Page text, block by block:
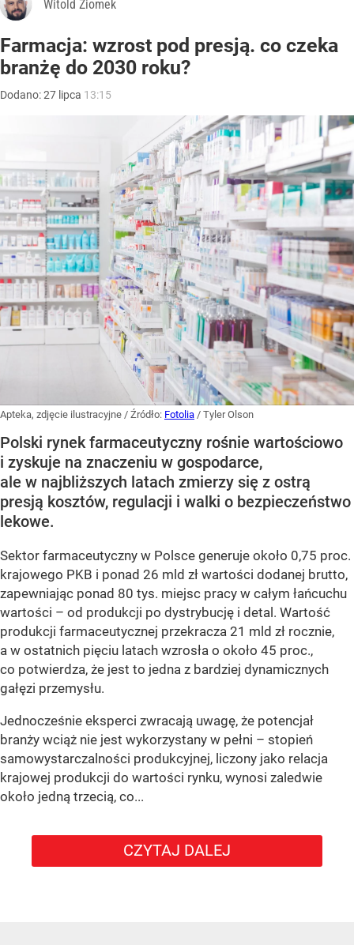
Witold Ziomek
Farmacja: wzrost pod presją. co czeka
branżę do 2030 roku?
Dodano:27 lipca 13:15
Apteka, zdjęcie ilustracyjne / Źródło: Fotolia / Tyler Olson
Polski rynek farmaceutyczny rośnie wartościowo
i zyskuje na znaczeniu w gospodarce,
ale w najbliższych latach zmierzy się z ostrą
presją kosztów, regulacji i walki o bezpieczeństwo
lekowe.
Sektor farmaceutyczny w Polsce generuje około 0,75 proc.
krajowego PKB i ponad 26 mld zł wartości dodanej brutto,
zapewniając ponad 80 tys. miejsc pracy w całym łańcuchu
wartości – od produkcji po dystrybucję i detal. Wartość
produkcji farmaceutycznej przekracza 21 mld zł rocznie,
a w ostatnich pięciu latach wzrosła o około 45 proc.,
co potwierdza, że jest to jedna z bardziej dynamicznych
gałęzi przemysłu.
Jednocześnie eksperci zwracają uwagę, że potencjał
branży wciąż nie jest wykorzystany w pełni – stopień
samowystarczalności produkcyjnej, liczony jako relacja
krajowej produkcji do wartości rynku, wynosi zaledwie
około jedną trzecią, co...
CZYTAJ DALEJ